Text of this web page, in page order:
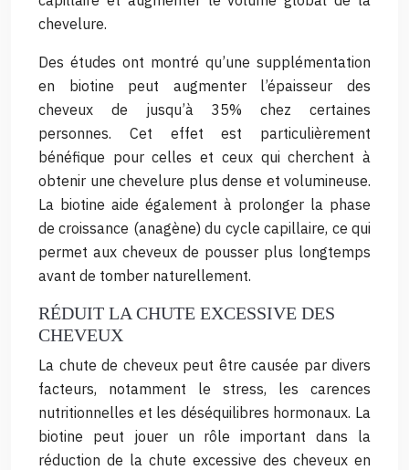
chevelure.
Des études ont montré qu’une supplémentation
en biotine peut augmenter l’épaisseur des
cheveux de jusqu’à 35% chez certaines
personnes. Cet effet est particulièrement
bénéfique pour celles et ceux qui cherchent à
obtenir une chevelure plus dense et volumineuse.
La biotine aide également à prolonger la phase
de croissance (anagène) du cycle capillaire, ce qui
permet aux cheveux de pousser plus longtemps
avant de tomber naturellement.
RÉDUIT LA CHUTE EXCESSIVE DES
CHEVEUX
La chute de cheveux peut être causée par divers
facteurs, notamment le stress, les carences
nutritionnelles et les déséquilibres hormonaux. La
biotine peut jouer un rôle important dans la
réduction de la chute excessive des cheveux en